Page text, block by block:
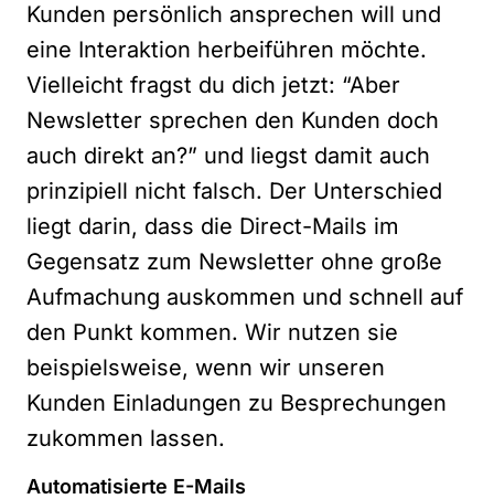
Kunden persönlich ansprechen will und
eine Interaktion herbeiführen möchte.
Vielleicht fragst du dich jetzt: “Aber
Newsletter sprechen den Kunden doch
auch direkt an?” und liegst damit auch
prinzipiell nicht falsch. Der Unterschied
liegt darin, dass die Direct-Mails im
Gegensatz zum Newsletter ohne große
Aufmachung auskommen und schnell auf
den Punkt kommen. Wir nutzen sie
beispielsweise, wenn wir unseren
Kunden Einladungen zu Besprechungen
zukommen lassen.
Automatisierte E-Mails